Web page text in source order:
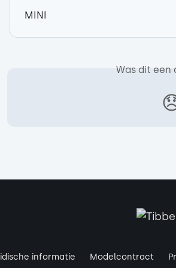
MINI
Was dit een
informatie Modelcontract